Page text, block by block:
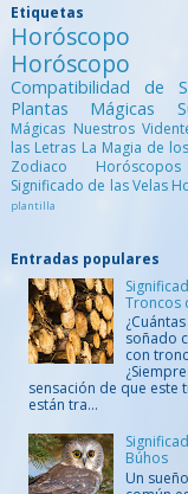
Etiquetas
Horóscopo
Horóscopo
Compatibilidad de
Plantas Mágicas
Mágicas Nuestros
las Letras La Magia de
Zodiaco
Significado de las Velas
plantilla
Entradas populares
Troncos
soñado
con
sensación de que este
están tra...
Búhos
Un